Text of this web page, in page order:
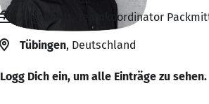
Angestellt, Teamkoordinator
Tübingen, Deutschland
Logg Dich ein, um alle Einträge zu sehen.